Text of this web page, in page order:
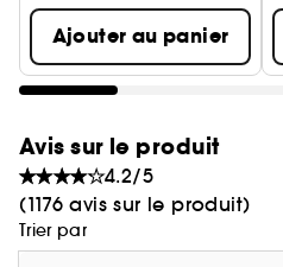
Ajouter au panier
Avis sur le produit
4.2/5
(1176 avis sur le produit)
Trier par